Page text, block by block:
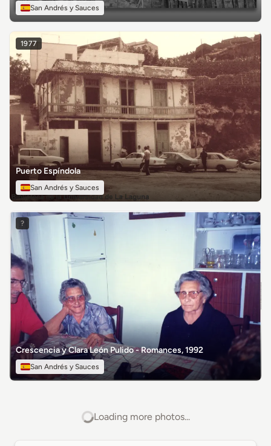
San Andrés y Sauces
1977
Puerto Espíndola
San Andrés y Sauces
?
Crescencia y Clara León Pulido - Romances, 1992
San Andrés y Sauces
Loading more photos...